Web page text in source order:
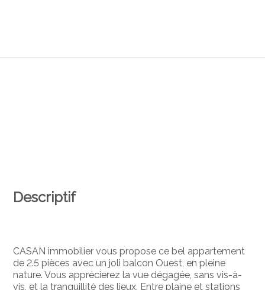
Descriptif
CASAN immobilier vous propose ce bel appartement
de 2.5 pièces avec un joli balcon Ouest, en pleine
nature. Vous apprécierez la vue dégagée, sans vis-à-
vis, et la tranquillité des lieux. Entre plaine et stations